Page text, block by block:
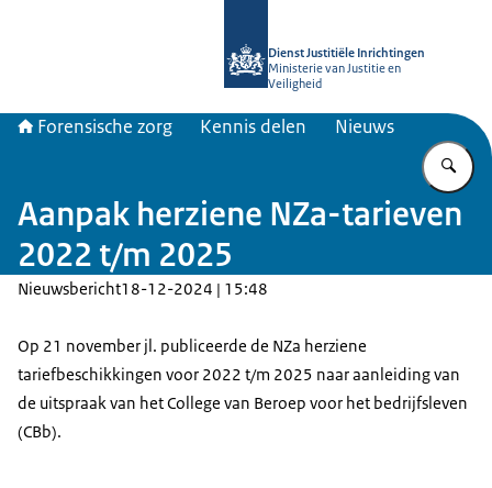
Dienst Justitiële Inrichtingen
Ministerie van Justitie en
Veiligheid
Forensische zorg Kennis delen Nieuws
Aanpak herziene NZa-tarieven
2022 t/m 2025
Nieuwsbericht18-12-2024 | 15:48
Op 21 november jl. publiceerde de NZa herziene
tariefbeschikkingen voor 2022 t/m 2025 naar aanleiding van
de uitspraak van het College van Beroep voor het bedrijfsleven
(CBb).